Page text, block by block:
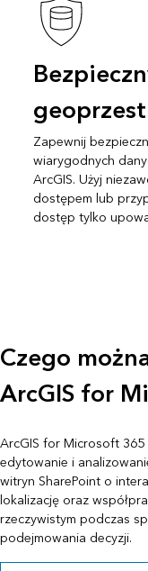
Zapewnij
wiarygodnych
ArcGIS. Użyj
dostępem lub
dostęp tylko
Czego
ArcGIS for
ArcGIS for Microsoft
edytowanie i
witryn SharePoint o
lokalizację oraz
rzeczywistym podczas
podejmowania decyzji.